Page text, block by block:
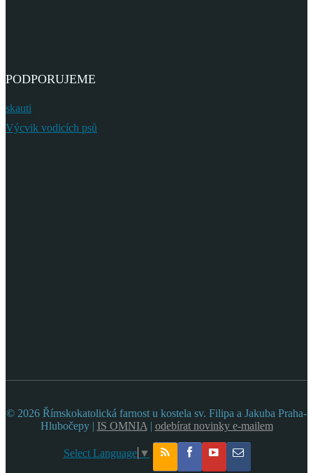
PODPORUJEME
skauti
Výcvik vodicích psů
© 2026 Římskokatolická farnost u kostela sv. Filipa a Jakuba Praha-
Hlubočepy | IS OMNIA | odebírat novinky e-mailem
Select Language ▼